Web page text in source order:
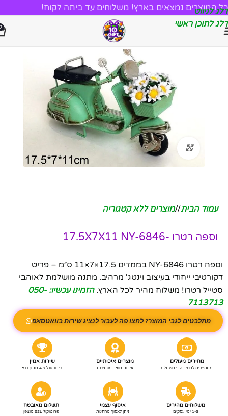
דלג לניווט
דלג לתוכן ראשי
כל המוצרים נמצאים בארץ! משלוחים עד ביתה לקוח!
לחץ להגדלה
עמוד הבית/ מוצרים ללא קטגוריה
וספה רטרו -17.5X7X11 NY-6846
וספה רטרו NY-6846 בממדים 17.5×7×11 ס״מ – פריט
דקורטיבי ייחודי בעיצוב וינטג' מרהיב. מתנה מושלמת לאוהבי
סטייל רטרו! משלוח מהיר לכל הארץ.
הזמינו עכשיו: 050-
7113713
מתלבטים לגבי המוצר? לחצו פה לעבור לנציג שירות בוואטסאפ
מחירים מעולים
מתחייבים למחיר הכי משתלם
מוצרים איכותיים
איכות מוצר מובטחת
שירות אמין
דירוג גוגל 4.9 מתוך 5.0
משלוחים מהירים
1-3 ימי עסקים
איסוף עצמי
ניתן לאסוף מהחנות
תשלום מאובטח
פרוטוקול SSL מוצפן